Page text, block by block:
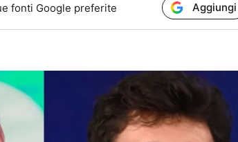
fonti Google preferite Aggiungi